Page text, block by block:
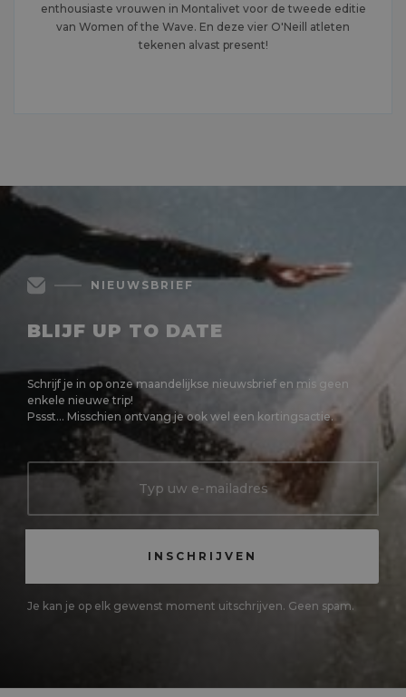
enthousiaste vrouwen in Montalivet voor de tweede editie
van Women of the Wave. En deze vier O'Neill atleten
tekenen alvast present!
NIEUWSBRIEF
BLIJF UP TO DATE
Schrijf je in op onze maandelijkse nieuwsbrief en mis geen
enkele nieuwe trip!
Pssst... Misschien ontvang je ook wel een kortingsactie.
Je kan je op elk gewenst moment uitschrijven. Geen spam.